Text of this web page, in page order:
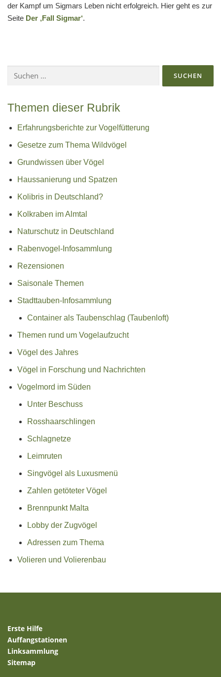
der Kampf um Sigmars Leben nicht erfolgreich. Hier geht es zur
Seite Der ‚Fall Sigmar‘.
nach:
Themen dieser Rubrik
Erfahrungsberichte zur Vogelfütterung
Gesetze zum Thema Wildvögel
Grundwissen über Vögel
Haussanierung und Spatzen
Kolibris in Deutschland?
Kolkraben im Almtal
Naturschutz in Deutschland
Rabenvogel-Infosammlung
Rezensionen
Saisonale Themen
Stadttauben-Infosammlung
Container als Taubenschlag (Taubenloft)
Themen rund um Vogelaufzucht
Vögel des Jahres
Vögel in Forschung und Nachrichten
Vogelmord im Süden
Unter Beschuss
Rosshaarschlingen
Schlagnetze
Leimruten
Singvögel als Luxusmenü
Zahlen getöteter Vögel
Brennpunkt Malta
Lobby der Zugvögel
Adressen zum Thema
Volieren und Volierenbau
Erste Hilfe
Auffangstationen
Linksammlung
Sitemap